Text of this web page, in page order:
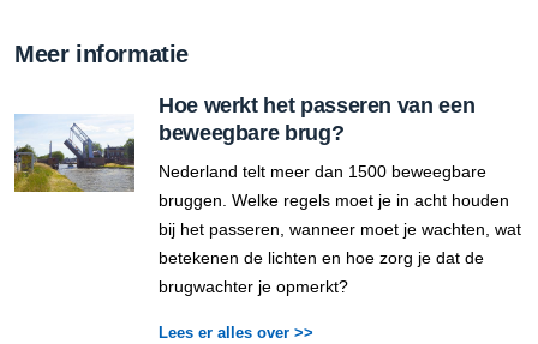
Meer informatie
Hoe werkt het passeren van een
beweegbare brug?
Nederland telt meer dan 1500 beweegbare
bruggen. Welke regels moet je in acht houden
bij het passeren, wanneer moet je wachten, wat
betekenen de lichten en hoe zorg je dat de
brugwachter je opmerkt?
Lees er alles over >>